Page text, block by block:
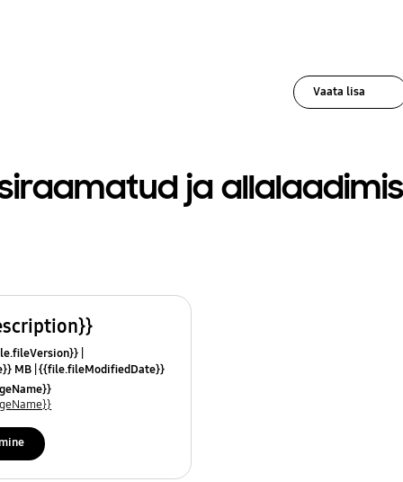
Vaata lisa
ja
MB {{file.fileModifiedDate}}